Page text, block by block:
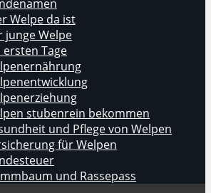
Welpe da ist
junge Welpe
ersten Tage
stubenrein bekommen
und Pflege von Welpen
für Welpen
und Rassepass